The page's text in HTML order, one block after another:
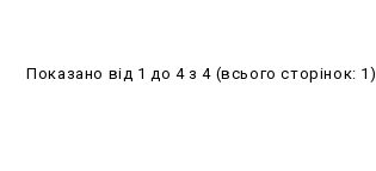
Показано від 1 до 4 з 4 (всього сторінок: 1)